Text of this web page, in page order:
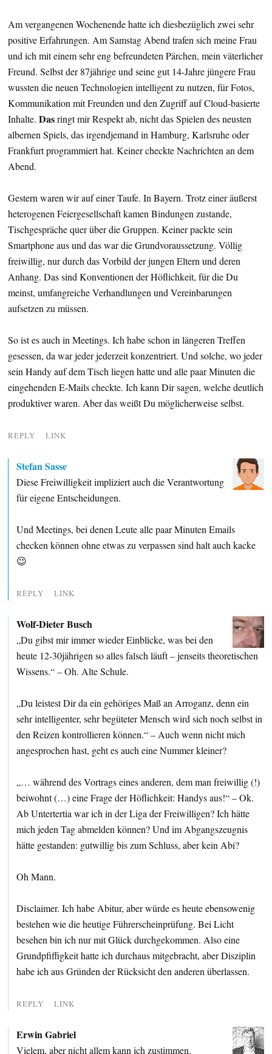
Am vergangenen Wochenende hatte ich diesbezüglich zwei sehr
positive Erfahrungen. Am Samstag Abend trafen sich meine Frau
und ich mit einem sehr eng befreundeten Pärchen, mein väterlicher
Freund. Selbst der 87jährige und seine gut 14-Jahre jüngere Frau
wussten die neuen Technologien intelligent zu nutzen, für Fotos,
Kommunikation mit Freunden und den Zugriff auf Cloud-basierte
Inhalte. Dasringt mir Respekt ab, nicht das Spielen des neusten
albernen Spiels, das irgendjemand in Hamburg, Karlsruhe oder
Frankfurt programmiert hat. Keiner checkte Nachrichten an dem
Abend.
Gestern waren wir auf einer Taufe. In Bayern. Trotz einer äußerst
heterogenen Feiergesellschaft kamen Bindungen zustande,
Tischgespräche quer über die Gruppen. Keiner packte sein
Smartphone aus und das war die Grundvoraussetzung. Völlig
freiwillig, nur durch das Vorbild der jungen Eltern und deren
Anhang. Das sind Konventionen der Höflichkeit, für die Du
meinst, umfangreiche Verhandlungen und Vereinbarungen
aufsetzen zu müssen.
So ist es auch in Meetings. Ich habe schon in längeren Treffen
gesessen, da war jeder jederzeit konzentriert. Und solche, wo jeder
sein Handy auf dem Tisch liegen hatte und alle paar Minuten die
eingehenden E-Mails checkte. Ich kann Dir sagen, welche deutlich
produktiver waren. Aber das weißt Du möglicherweise selbst.
REPLY LINK
Stefan Sasse
Diese Freiwilligkeit impliziert auch die Verantwortung
für eigene Entscheidungen.
Und Meetings, bei denen Leute alle paar Minuten Emails
checken können ohne etwas zu verpassen sind halt auch kacke
😉
REPLY LINK
Wolf-Dieter Busch
„Du gibst mir immer wieder Einblicke, was bei den
heute 12-30jährigen so alles falsch läuft – jenseits theoretischen
Wissens.“ – Oh. Alte Schule.
„Du leistest Dir da ein gehöriges Maß an Arroganz, denn ein
sehr intelligenter, sehr begüteter Mensch wird sich noch selbst in
den Reizen kontrollieren können.“ – Auch wenn nicht mich
angesprochen hast, geht es auch eine Nummer kleiner?
„… während des Vortrags eines anderen, dem man freiwillig (!)
beiwohnt (…) eine Frage der Höflichkeit: Handys aus!“ – Ok.
Ab Untertertia war ich in der Liga der Freiwilligen? Ich hätte
mich jeden Tag abmelden können? Und im Abgangszeugnis
hätte gestanden: gutwillig bis zum Schluss, aber kein Abi?
Oh Mann.
Disclaimer. Ich habe Abitur, aber würde es heute ebensowenig
bestehen wie die heutige Führerscheinprüfung. Bei Licht
besehen bin ich nur mit Glück durchgekommen. Also eine
Grundpfiffigkeit hatte ich durchaus mitgebracht, aber Disziplin
habe ich aus Gründen der Rücksicht den anderen überlassen.
REPLY LINK
Erwin Gabriel
Vielem, aber nicht allem kann ich zustimmen.